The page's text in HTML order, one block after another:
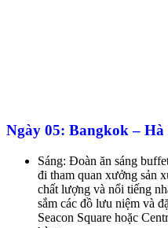
Ngày 05: Bangkok –
Sáng: Đoàn ăn sáng
đi tham quan xưởng sản
chất lượng và nổi tiếng
sắm các đồ lưu niệm và
Seacon Square hoặc